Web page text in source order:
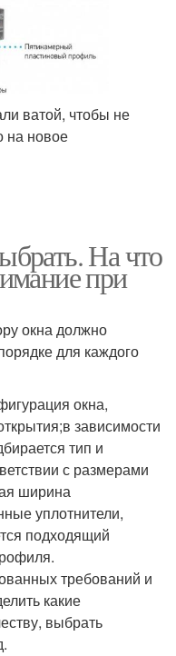
ватой, чтобы не
на новое
На что
при
окна должно
для каждого
окна,
зависимости
тип и
с размерами
ширина
уплотнители,
подходящий
требований и
какие
выбрать